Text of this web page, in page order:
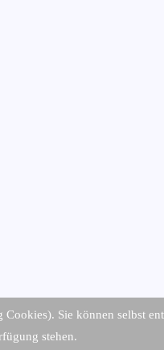
Sie können selbst
stehen.